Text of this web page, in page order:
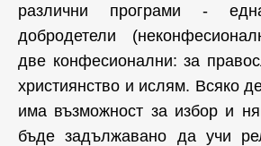
различни програми -
добродетели
две конфесионални: за
християнство и ислям. Всяко
има възможност за избор и
бъде задължавано да учи